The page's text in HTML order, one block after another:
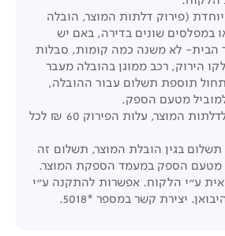
(פירוק דלתות המוצר, הובלה
במפלסים שונים בדירה, באם יש
הבית- לא משנה כמה קומות, סבלות
הירוק, רכב ממוגן בהובלה מעבר
תוספת תשלום עבור ההובלה,
מטעם הספק.
במידה ונדרש פירוק לדלתות המוצר, עלות הפירוק 60 ₪ לכל
בגין הובלת המוצר, תשלום זה
מטעם הספק במעמד הספקת המוצר.
ע"י הלקוח. אפשרות להתקנה ע"י
יצירת קשר במספר *5018.